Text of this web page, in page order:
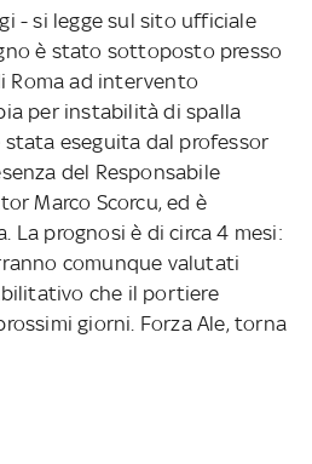
- si legge sul sito ufficiale
è stato sottoposto presso
Roma ad intervento
per instabilità di spalla
eseguita dal professor
del Responsabile
Marco Scorcu, ed è
La prognosi è di circa 4 mesi:
comunque valutati
che il portiere
giorni. Forza Ale, torna